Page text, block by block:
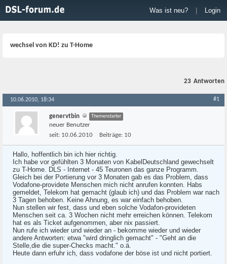
Was ist neu? Login
wechsel von KD! zu T-Home
23 Antworten
10.06.2010, 18:34 #1
genervtbin Themenstarter
neuer Benutzer
seit: 10.06.2010 Beiträge: 10
Hallo, hoffentlich bin ich hier richtig.
Ich habe vor gefühlten 3 Monaten von KabelDeutschland gewechselt
zu T-Home. DLS - Internet - 45 Teuronen das ganze Programm.
Gleich bei der Portierung vor 3 Monaten gab es das Problem, dass
Vodafone-providete Menschen mich nicht anrufen konnten. Habs
gemeldet, Telekom hat gemacht (glaub ich) und das Problem war nach
3 Tagen behoben. Keine Ahnung, es war einfach behoben.
Nun stellen wir fest, dass und eben solche Vodafon-provideten
Menschen seit ca. 3 Wochen nicht mehr erreichen können. Telekom
hat es als Ticket aufgenommen, aber nix passiert.
Nun rufe ich wieder und wieder an - bekomme wieder und wieder
andere Antworten: etwa "wird dringlich gemacht" - "Geht an die
Stelle,die die super-Checks macht." o.ä.
Heute dann erfuhr ich, dass vodafone der böse ist und nicht portiert.